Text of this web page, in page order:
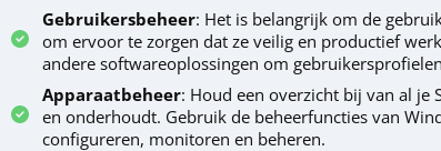
Gebruikersbeheer: Het is belangrijk om de
om ervoor te zorgen dat ze veilig en productief
andere softwareoplossingen om
Apparaatbeheer: Houd een overzicht bij van al je
en onderhoudt. Gebruik de beheerfuncties van
configureren, monitoren en beheren.